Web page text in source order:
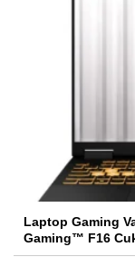
Laptop Gaming
Gaming™ F16